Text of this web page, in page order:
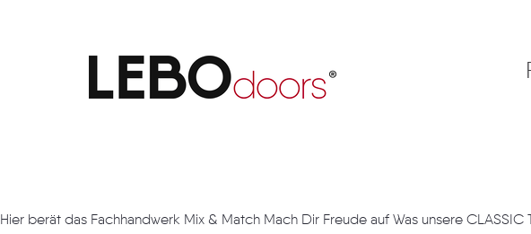
Hier berät das Fachhandwerk Mix & Match Mach Dir Freude auf Was unsere